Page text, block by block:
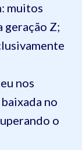
muitos
geração Z;
nos
no
o